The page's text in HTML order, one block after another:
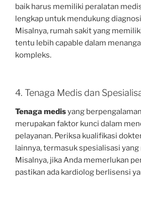
baik harus memiliki peralatan
lengkap untuk mendukung
Misalnya, rumah sakit yang
tentu lebih capable dalam
kompleks.
4. Tenaga Medis dan
Tenaga medisyang
merupakan faktor kunci dalam
pelayanan. Periksa kualifikasi
lainnya, termasuk spesialisasi
Misalnya, jika Anda memerlukan
pastikan ada kardiolog berlisensi